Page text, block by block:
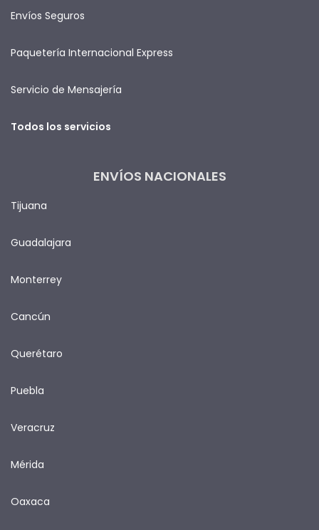
Envíos Seguros
Paquetería Internacional Express
Servicio de Mensajería
Todos los servicios
ENVÍOS NACIONALES
Tijuana
Guadalajara
Monterrey
Cancún
Querétaro
Puebla
Veracruz
Mérida
Oaxaca